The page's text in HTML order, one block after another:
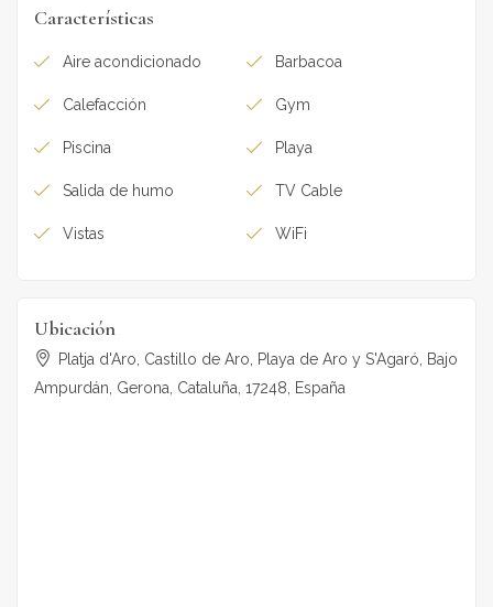
Características
Aire acondicionado Barbacoa
Calefacción Gym
Piscina Playa
Salida de humo TV Cable
Vistas WiFi
Ubicación
Platja d'Aro, Castillo de Aro, Playa de Aro y S'Agaró, Bajo
Ampurdán, Gerona, Cataluña, 17248, España